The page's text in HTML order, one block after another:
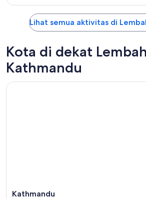
Lihat semua aktivitas di
Kota di dekat Lembah
Kathmandu
Kathmandu